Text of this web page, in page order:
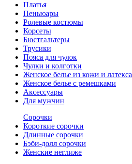
Платья
Пеньюары
Ролевые костюмы
Корсеты
Бюстгальтеры
Трусики
Пояса для чулок
Чулки и колготки
Женское белье из кожи и латекса
Женское белье с ремешками
Аксессуары
Для мужчин
Сорочки
Короткие сорочки
Длинные сорочки
Бэби-долл сорочки
Женские неглиже